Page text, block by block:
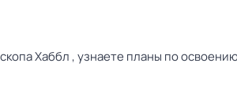
Хаббл , узнаете планы по